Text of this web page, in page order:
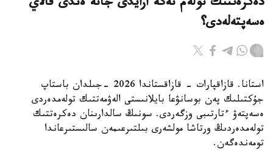
ەسەپتەلەدى؟
استانا. قازاقپارات - قازاقستاندا 2026 -جىلدان باستاپ
جۇكتىلىك پەن بوسانۋعا بايلانىستى الەۋمەتتىك تولەمدەردى
ەسەپتەۋ ءتارتىبى وزگەردى. سونىڭ سالدارىنان دەكرەتتىك
تولەمدەردىڭ ورتاشا مولشەرى بىلتىرعىمەن سالىستىرعاندا
تومەندەگەن.